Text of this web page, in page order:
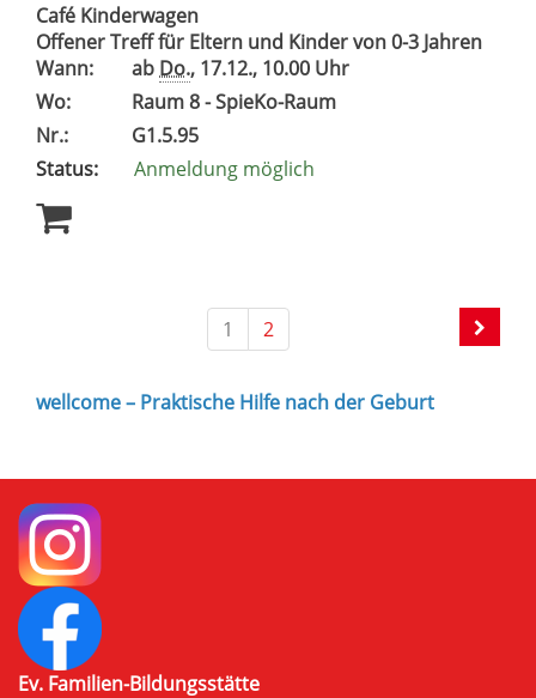
Café Kinderwagen
Offener Treff für Eltern und Kinder von 0-3 Jahren
Wann:
ab Do., 17.12., 10.00 Uhr
Wo:
Raum 8 - SpieKo-Raum
Nr.:
G1.5.95
Status:
Anmeldung möglich
1 2
wellcome – Praktische Hilfe nach der Geburt
Ev. Familien-Bildungsstätte